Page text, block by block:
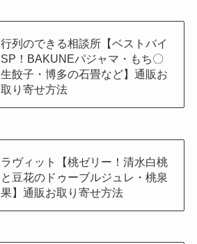
行列のできる相談所【ベストバイ
SP！BAKUNEパジャマ・もち〇
生餃子・博多の石畳など】通販お
取り寄せ方法
ラヴィット【桃ゼリー！清水白桃
と豆花のドゥーブルジュレ・桃泉
果】通販お取り寄せ方法